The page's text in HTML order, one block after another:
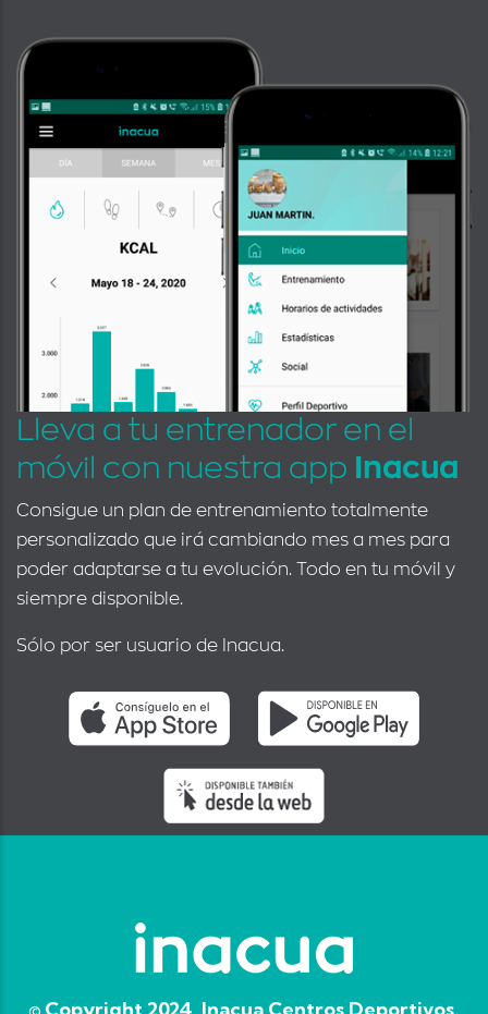
Lleva a tu entrenador en el
móvil con nuestra app
Inacua
Consigue un plan de entrenamiento totalmente
personalizado que irá cambiando mes a mes para
poder adaptarse a tu evolución. Todo en tu móvil y
siempre disponible.
Sólo por ser usuario de Inacua.